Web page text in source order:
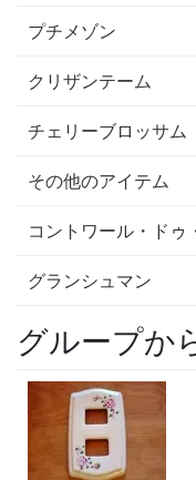
プチメゾン
クリザンテーム
チェリーブロッサム
その他のアイテム
コントワール・ドゥ
グランシュマン
グループか